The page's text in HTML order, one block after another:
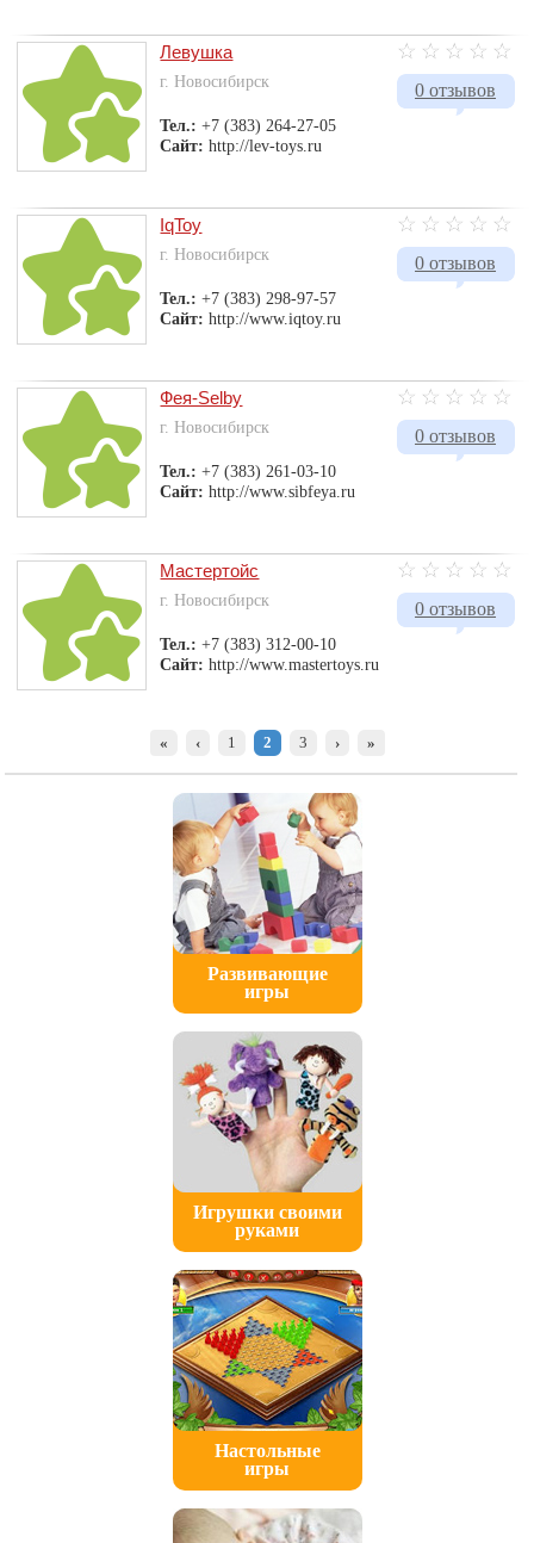
0 отзывов
Левушка
г. Новосибирск
Тел.:+7 (383) 264-27-05
Сайт: http://lev-toys.ru
0 отзывов
IqToy
г. Новосибирск
Тел.:+7 (383) 298-97-57
Сайт: http://www.iqtoy.ru
0 отзывов
Фея-Selby
г. Новосибирск
Тел.:+7 (383) 261-03-10
Сайт: http://www.sibfeya.ru
0 отзывов
Мастертойс
г. Новосибирск
Тел.:+7 (383) 312-00-10
Сайт: http://www.mastertoys.ru
« ‹ 1 2 3 › »
Развивающие
игры
Игрушки своими
руками
Настольные
игры